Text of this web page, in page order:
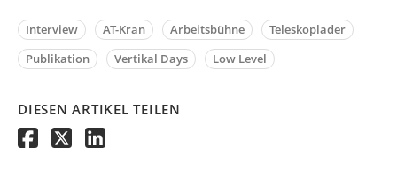
Interview AT-Kran Arbeitsbühne
Teleskoplader
Publikation
Vertikal Days Low Level
DIESEN ARTIKEL TEILEN